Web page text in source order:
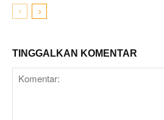
TINGGALKAN KOMENTAR